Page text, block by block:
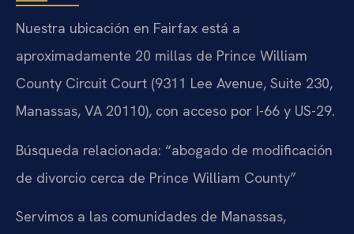
Nuestra ubicación en Fairfax está a
aproximadamente 20 millas de Prince William
County Circuit Court (9311 Lee Avenue, Suite 230,
Manassas, VA 20110), con acceso por I-66 y US-29.
Búsqueda relacionada: “abogado de modificación
de divorcio cerca de Prince William County”
Servimos a las comunidades de Manassas,